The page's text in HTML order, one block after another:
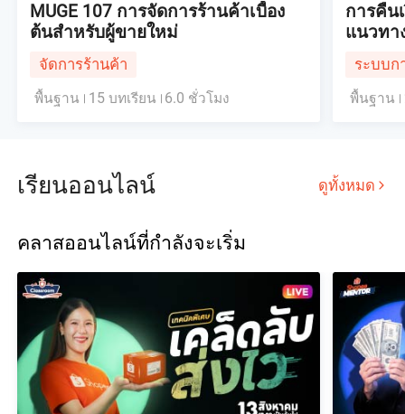
MUGE 107 การจัดการร้านค้าเบื้อง
ต้นสำหรับผู้ขายใหม่
จัดการร้านค้า
พื้นฐาน 15 บทเรียน 6.0 ชั่วโมง
การคืน
แนวทา
ระบบก
พื้นฐาน
เรียนออนไลน์ ดูทั้งหมด
คลาสออนไลน์ที่กำลังจะเริ่ม